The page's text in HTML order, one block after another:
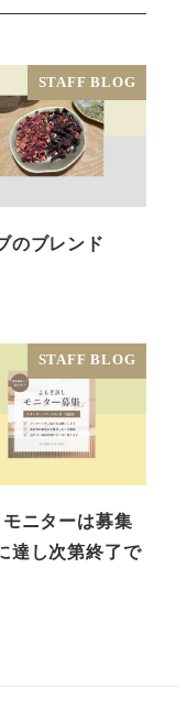
STAFF BLOG
のブレンド
STAFF BLOG
ニターは募集
達し次第終了で